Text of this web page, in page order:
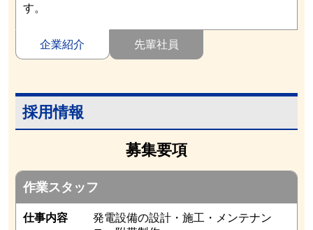
す。
企業紹介 先輩社員
採用情報
募集要項
作業スタッフ
仕事内容
発電設備の設計・施工・メンテナン